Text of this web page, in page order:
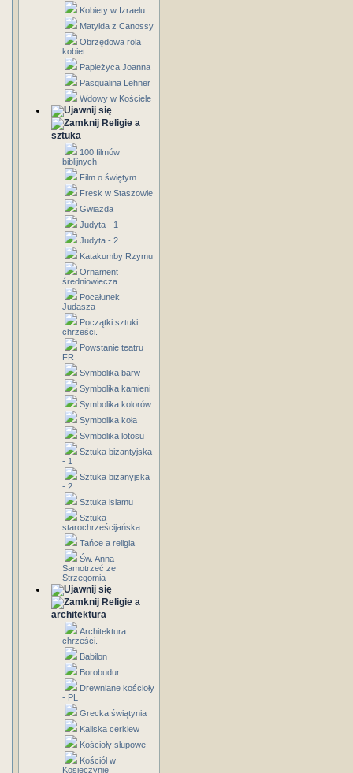
Kobiety w Izraelu
Matylda z Canossy
Obrzędowa rola
kobiet
Papieżyca Joanna
Pasqualina Lehner
Wdowy w Kościele
Religie a
sztuka
100 filmów
biblijnych
Film o świętym
Fresk w Staszowie
Gwiazda
Judyta - 1
Judyta - 2
Katakumby Rzymu
Ornament
średniowiecza
Pocałunek
Judasza
Początki sztuki
chrześci.
Powstanie teatru
FR
Symbolika barw
Symbolika kamieni
Symbolika kolorów
Symbolika koła
Symbolika lotosu
Sztuka bizantyjska
- 1
Sztuka bizanyjska
- 2
Sztuka islamu
Sztuka
starochrześcijańska
Tańce a religia
Św. Anna
Samotrzeć ze
Strzegomia
Religie a
architektura
Architektura
chrześci.
Babilon
Borobudur
Drewniane kościoły
- PL
Grecka świątynia
Kaliska cerkiew
Kościoły słupowe
Kościół w
Kosieczynie